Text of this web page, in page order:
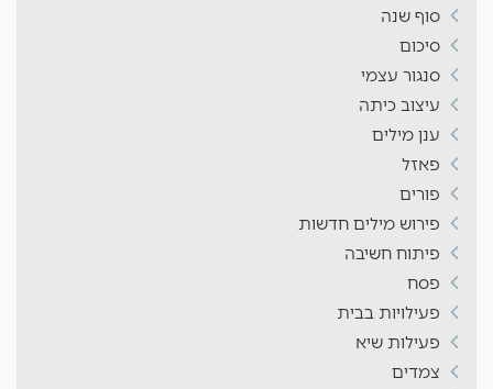
סוף שנה
סיכום
סנגור עצמי
עיצוב כיתה
ענן מילים
פאזל
פורים
פירוש מילים חדשות
פיתוח חשיבה
פסח
פעילויות בבית
פעילות שיא
צמדים